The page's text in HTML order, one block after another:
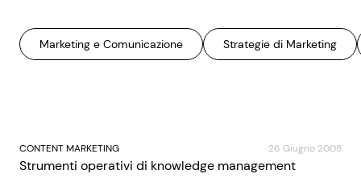
Marketing e Comunicazione Strategie di Marketing
CONTENT MARKETING 26 Giugno 2008
Strumenti operativi di knowledge management